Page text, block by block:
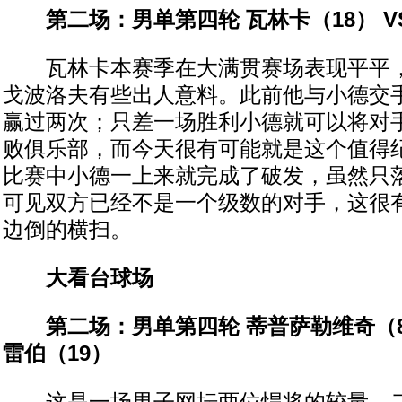
第二场：男单第四轮 瓦林卡（18）
瓦林卡本赛季在大满贯赛场表现平平
戈波洛夫有些出人意料。此前他与小德交
赢过两次；只差一场胜利小德就可以将对
败俱乐部，而今天很有可能就是这个值得
比赛中小德一上来就完成了破发，虽然只
可见双方已经不是一个级数的对手，这很
边倒的横扫。
大看台球场
第二场：男单第四轮 蒂普萨勒维奇
雷伯（19）